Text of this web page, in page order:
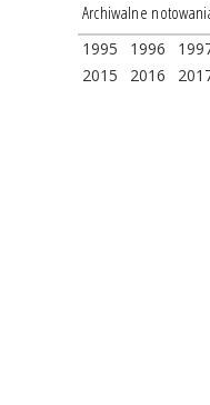
Archiwalne
1995 1996
2015
2016